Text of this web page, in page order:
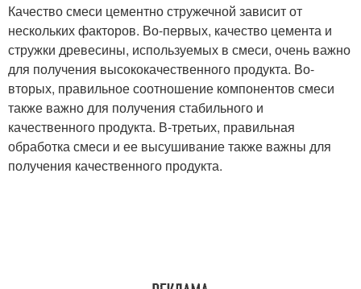
Качество смеси цементно стружечной зависит от
нескольких факторов. Во-первых, качество цемента и
стружки древесины, используемых в смеси, очень важно
для получения высококачественного продукта. Во-
вторых, правильное соотношение компонентов смеси
также важно для получения стабильного и
качественного продукта. В-третьих, правильная
обработка смеси и ее высушивание также важны для
получения качественного продукта.